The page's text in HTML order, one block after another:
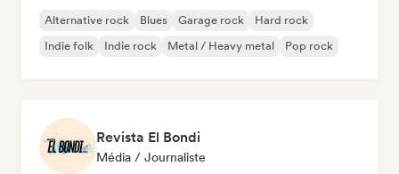
Alternative rock Blues Garage rock
Hard rock
Indie folk
Indie rock Metal / Heavy metal Pop rock
Revista El Bondi
Média / Journaliste